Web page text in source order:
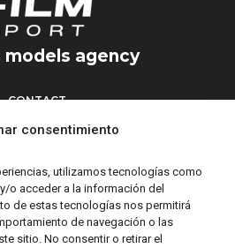
consentimiento
utilizamos tecnologías como
o acceder a la información del
de estas tecnologías nos permitirá
de navegación o las
sitio. No consentir o retirar el
models agency
CONTACT
Vidalet, 51 baixos
Legal Notice
Policy